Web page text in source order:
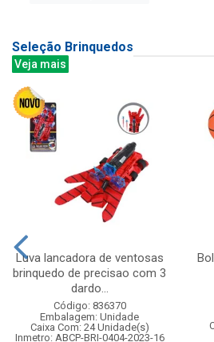
Seleção Brinquedos
Veja mais
Luva lancadora de ventosas
brinquedo de precisao com 3
dardo...
Código: 836370
Embalagem: Unidade
Caixa Com: 24 Unidade(s)
Inmetro: ABCP-BRI-0404-2023-16